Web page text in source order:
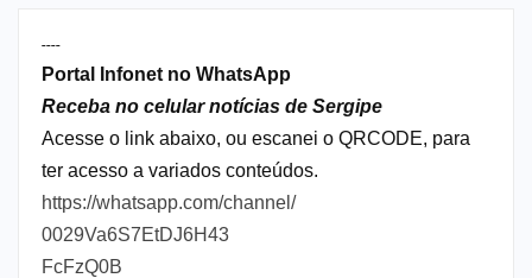
----
Portal Infonet no WhatsApp
Receba no celular notícias de Sergipe
Acesse o link abaixo, ou escanei o QRCODE, para
ter acesso a variados conteúdos.
https://whatsapp.com/channel/
0029Va6S7EtDJ6H43
FcFzQ0B